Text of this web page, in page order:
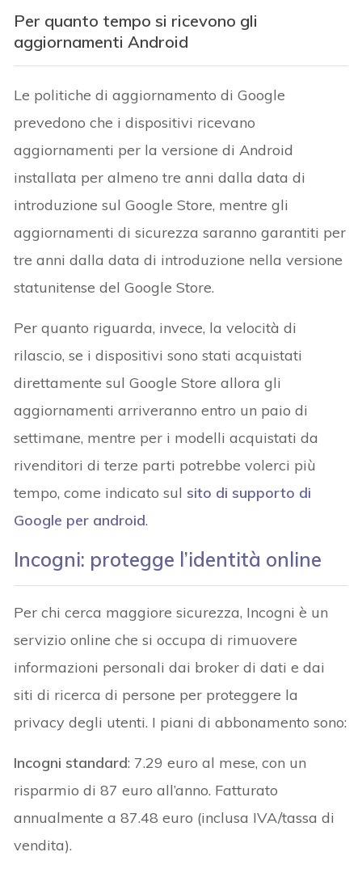
Per quanto tempo si ricevono gli
aggiornamenti Android
Le politiche di aggiornamento di Google
prevedono che i dispositivi ricevano
aggiornamenti per la versione di Android
installata per almeno tre anni dalla data di
introduzione sul Google Store, mentre gli
aggiornamenti di sicurezza saranno garantiti per
tre anni dalla data di introduzione nella versione
statunitense del Google Store.
Per quanto riguarda, invece, la velocità di
rilascio, se i dispositivi sono stati acquistati
direttamente sul Google Store allora gli
aggiornamenti arriveranno entro un paio di
settimane, mentre per i modelli acquistati da
rivenditori di terze parti potrebbe volerci più
tempo, come indicato sul sito di supporto di
Google per android.
Incogni: protegge l’identità online
Per chi cerca maggiore sicurezza, Incogni è un
servizio online che si occupa di rimuovere
informazioni personali dai broker di dati e dai
siti di ricerca di persone per proteggere la
privacy degli utenti. I piani di abbonamento sono:
Incogni standard: 7.29 euro al mese, con un
risparmio di 87 euro all’anno. Fatturato
annualmente a 87.48 euro (inclusa IVA/tassa di
vendita).